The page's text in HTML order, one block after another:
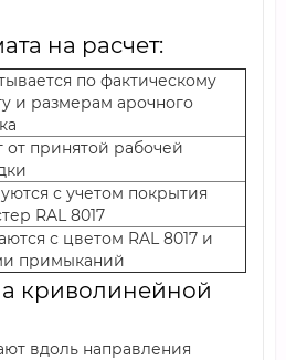
на расчет:
по фактическому
и размерам арочного
от принятой рабочей
с учетом покрытия
RAL 8017
с цветом RAL 8017 и
примыканий
криволинейной
вдоль направления